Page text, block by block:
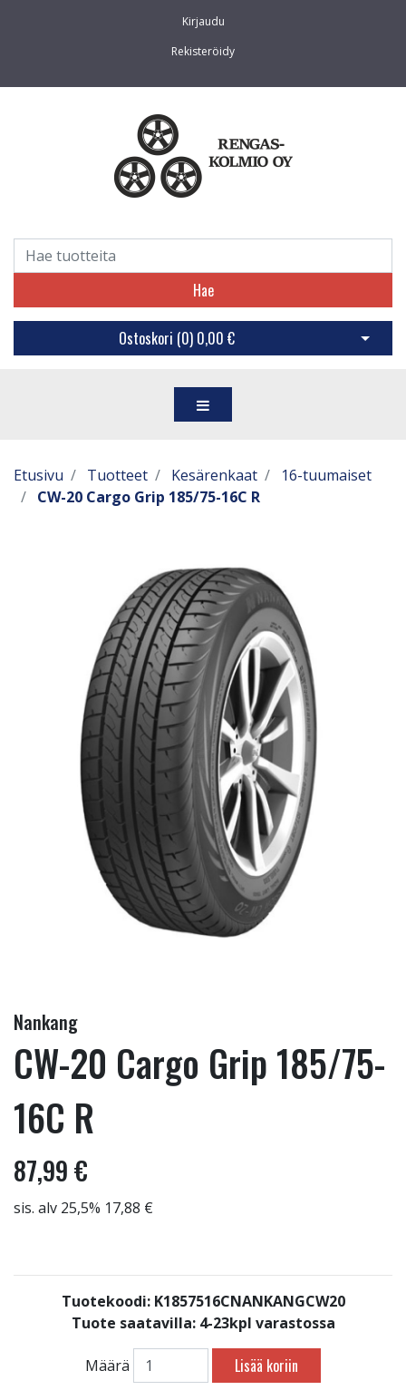
Kirjaudu
Rekisteröidy
Hae
Ostoskori (0) 0,00 € Avaa
Etusivu Tuotteet Kesärenkaat
16-tuumaiset
CW-20 Cargo Grip 185/75-16C R
Nankang
CW-20 Cargo Grip 185/75-
16C R
87,99 €
sis. alv 25,5% 17,88 €
Tuotekoodi: K1857516CNANKANGCW20
Tuote saatavilla: 4-23kpl varastossa
Määrä Lisää koriin